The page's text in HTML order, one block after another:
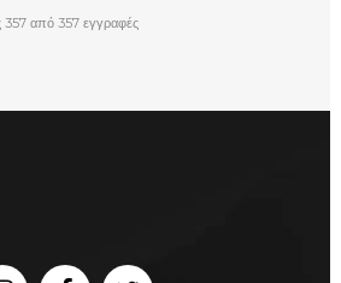
357 από 357 εγγραφές